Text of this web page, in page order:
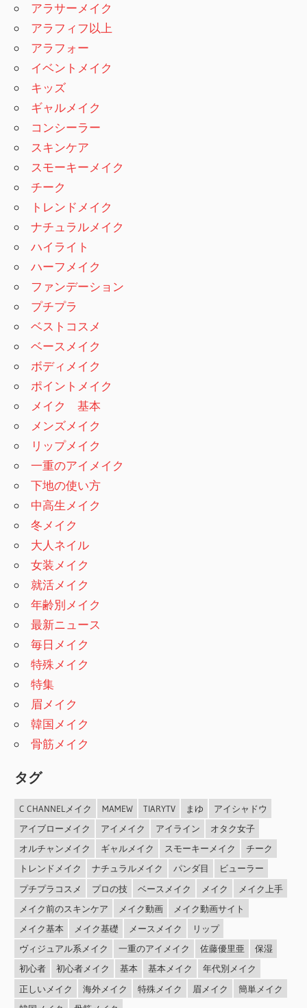
アラサーメイク
アラフィフ以上
アラフォー
イベントメイク
キッズ
ギャルメイク
コンシーラー
スキンケア
スモーキーメイク
チーク
トレンドメイク
ナチュラルメイク
ハイライト
ハーフメイク
ファンデーション
プチプラ
ベストコスメ
ベースメイク
ボディメイク
ポイントメイク
メイク 基本
メンズメイク
リップメイク
一重のアイメイク
下地の使い方
中高生メイク
冬メイク
大人ネイル
女装メイク
就活メイク
年齢別メイク
最新ニュース
毎日メイク
特殊メイク
特集
眉メイク
韓国メイク
骨筋メイク
タグ
C CHANNELメイク MAMEW TIARYTV まゆ
アイシャドウ
アイブローメイク
アイメイク アイライン
オタク女子
オルチャンメイク
ギャルメイク スモーキーメイク
チーク
トレンドメイク
ナチュラルメイク パンダ目
ビューラー
プチプラコスメ
プロの技 ベースメイク メイク
メイク上手
メイク前のスキンケア
メイク動画
メイク動画サイト
メイク基本
メイク基礎 メースメイク
リップ
ヴィジュアル系メイク
一重のアイメイク 佐藤優里亜
保湿
初心者
初心者メイク 基本 基本メイク
年代別メイク
正しいメイク
海外メイク 特殊メイク 眉メイク
簡単メイク